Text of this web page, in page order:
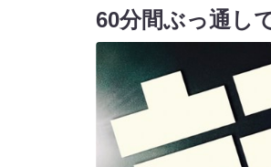
60分間ぶっ通し